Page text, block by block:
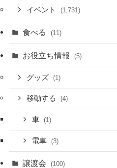
イベント (1,731)
食べる (11)
お役立ち情報 (5)
グッズ (1)
移動する (4)
車 (1)
電車 (3)
譲渡会 (100)